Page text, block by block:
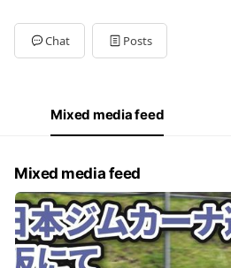
Chat Posts
Mixed media feed
Mixed media feed